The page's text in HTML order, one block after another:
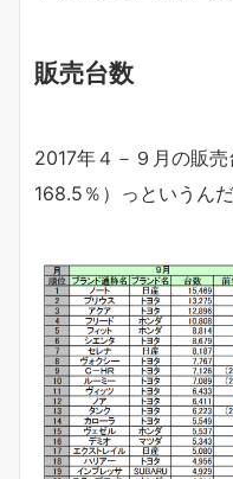
販売台数
2017年４－９月の販
168.5％）っというん